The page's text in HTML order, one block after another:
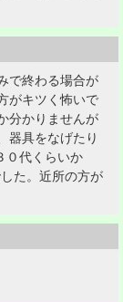
で終わる場合が
がキツく怖いで
分かりませんが
器具をなげたり
代くらいか
た。近所の方が